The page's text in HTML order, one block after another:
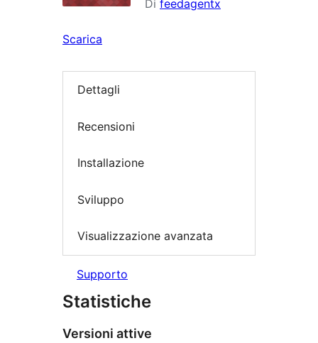
Di feedagentx
Scarica
Dettagli
Recensioni
Installazione
Sviluppo
Visualizzazione avanzata
Supporto
Statistiche
Versioni attive